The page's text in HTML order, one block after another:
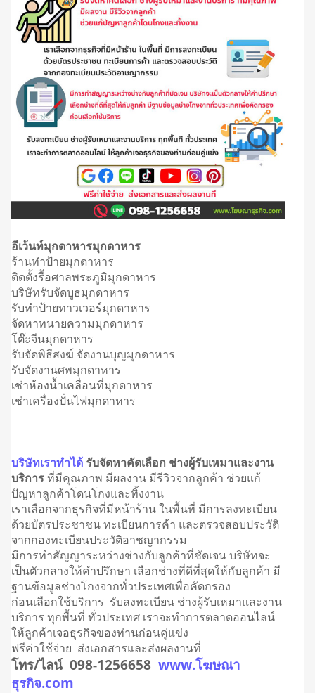
อีเว้นท์มุกดาหารมุกดาหาร
ร้านทำป้ายมุกดาหาร
ติดตั้งรื้อศาลพระภูมิมุกดาหาร
บริษัทรับจัดบูธมุกดาหาร
รับทำป้ายทาวเวอร์มุกดาหาร
จัดหาทนายความมุกดาหาร
โต๊ะจีนมุกดาหาร
รับจัดพิธีสงฆ์ จัดงานบุญมุกดาหาร
รับจัดงานศพมุกดาหาร
เช่าห้องน้ำเคลื่อนที่มุกดาหาร
เช่าเครื่องปั่นไฟมุกดาหาร
บริษัทเราทำได้ รับจัดหาคัดเลือก ช่างผู้รับเหมาและงาน
บริการที่มีคุณภาพ มีผลงาน มีรีวิวจากลูกค้า ช่วยแก้
ปัญหาลูกค้าโดนโกงและทิ้งงาน
เราเลือกจากธุรกิจที่มีหน้าร้าน ในพื้นที่ มีการลงทะเบียน
ด้วยบัตรประชาชน ทะเบียนการค้า และตรวจสอบประวัติ
จากกองทะเบียนประวัติอาชญากรรม
มีการทำสัญญาระหว่างช่างกับลูกค้าที่ชัดเจน บริษัทจะ
เป็นตัวกลางให้คำปรึกษา เลือกช่างที่ดีที่สุดให้กับลูกค้า มี
ฐานข้อมูลช่างโกงจากทั่วประเทศเพื่อคัดกรอง
ก่อนเลือกใช้บริการ รับลงทะเบียน ช่างผู้รับเหมาและงาน
บริการ ทุกพื้นที่ ทั่วประเทศ เราจะทำการตลาดออนไลน์
ให้ลูกค้าเจอธุรกิจของท่านก่อนคู่แข่ง
ฟรีค่าใช้จ่าย ส่งเอกสารและส่งผลงานที่
โทร/ไลน์ 098-1256658 www.โฆษณา
ธุรกิจ.com